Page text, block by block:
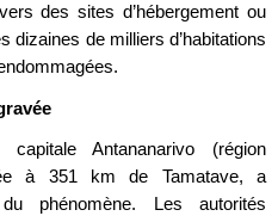
des sites d’hébergement ou
dizaines de milliers d’habitations
Antananarivo (région
à 351 km de Tamatave, a
phénomène. Les autorités